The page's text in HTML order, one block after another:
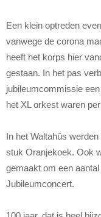
Een klein optreden
vanwege de corona
heeft het korps hier
gestaan. In het pas
jubileumcommissie een
het XL orkest waren
In het Waltahûs
stuk Oranjekoek. Ook
gemaakt om een
Jubileumconcert.